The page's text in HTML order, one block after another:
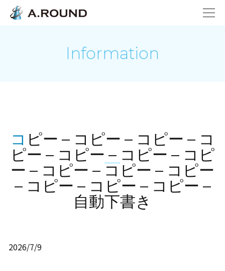
Information
コピー – コピー – コピー – コ
ピー – コピー – コピー – コピ
ー – コピー – コピー – コピー
– コピー – コピー – コピー –
自動下書き
2026/7/9